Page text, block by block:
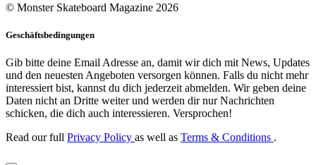
© Monster Skateboard Magazine 2026
Geschäftsbedingungen
Gib bitte deine Email Adresse an, damit wir dich mit News, Updates
und den neuesten Angeboten versorgen können. Falls du nicht mehr
interessiert bist, kannst du dich jederzeit abmelden. Wir geben deine
Daten nicht an Dritte weiter und werden dir nur Nachrichten
schicken, die dich auch interessieren. Versprochen!
Read our full Privacy Policy as well as Terms & Conditions .